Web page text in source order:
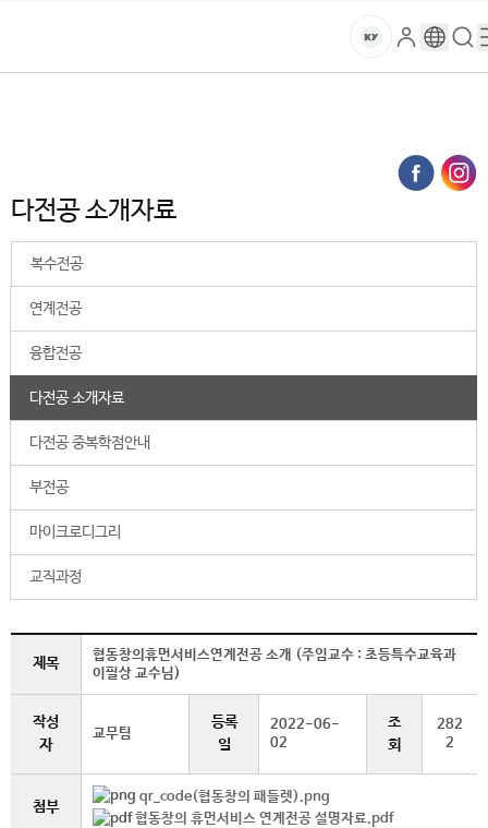
건
학
교
마
로
그
구
글
검
색
뉴
경
다전공 소개자료
복수전공
연계전공
융합전공
다전공 소개자료
다전공 중복학점안내
부전공
마이크로디그리
교직과정
제목
협동창의휴먼서비스연계전공 소개 (주임교수 : 초등특수교육과
이필상 교수님)
작성
자
교무팀
등록
일
2022-06-
02
조
회
282
2
첨부
qr_code(협동창의 패들렛).png
협동창의 휴먼서비스 연계전공 설명자료.pdf